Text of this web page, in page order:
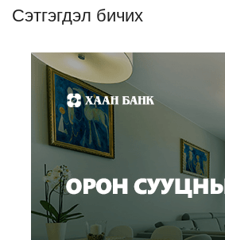
Сэтгэгдэл бичих